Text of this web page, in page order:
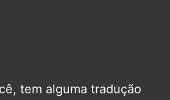
tem alguma tradução